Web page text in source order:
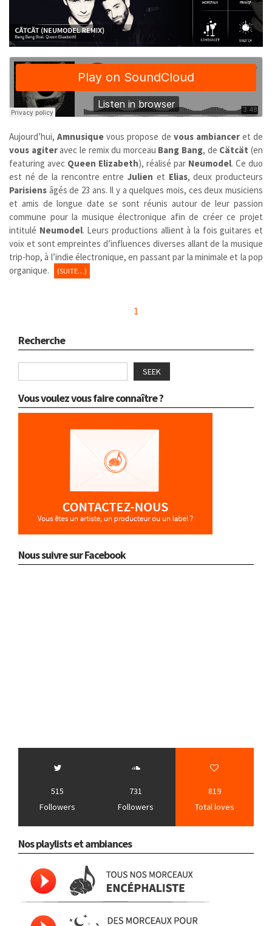
Aujourd’hui,Amnusique vous propose de vous ambianceret de
vous agiteravec le remix du morceau Bang Bang, de Cätcät (en
featuring avec Queen Elizabeth), réalisé par Neumodel. Ce duo
est né de la rencontre entreJulien et Elias, deux producteurs
Parisiens âgés de 23 ans. Il y a quelques mois, ces deux musiciens
et amis de longue date se sont réunis autour de leur passion
commune pour la musique électronique afin de créer ce projet
intitulé Neumodel. Leurs productions allient à la fois guitares et
voix et sont empreintes d’influences diverses allant de la musique
trip-hop, à l’indie électronique, en passant par la minimale et la pop
organique.
(SUITE…)
1
Recherche
SEEK
Vous voulez vous faire connaître ?
Nous suivre sur Facebook
515
Followers
731
Followers
819
Total loves
Nos playlists et ambiances